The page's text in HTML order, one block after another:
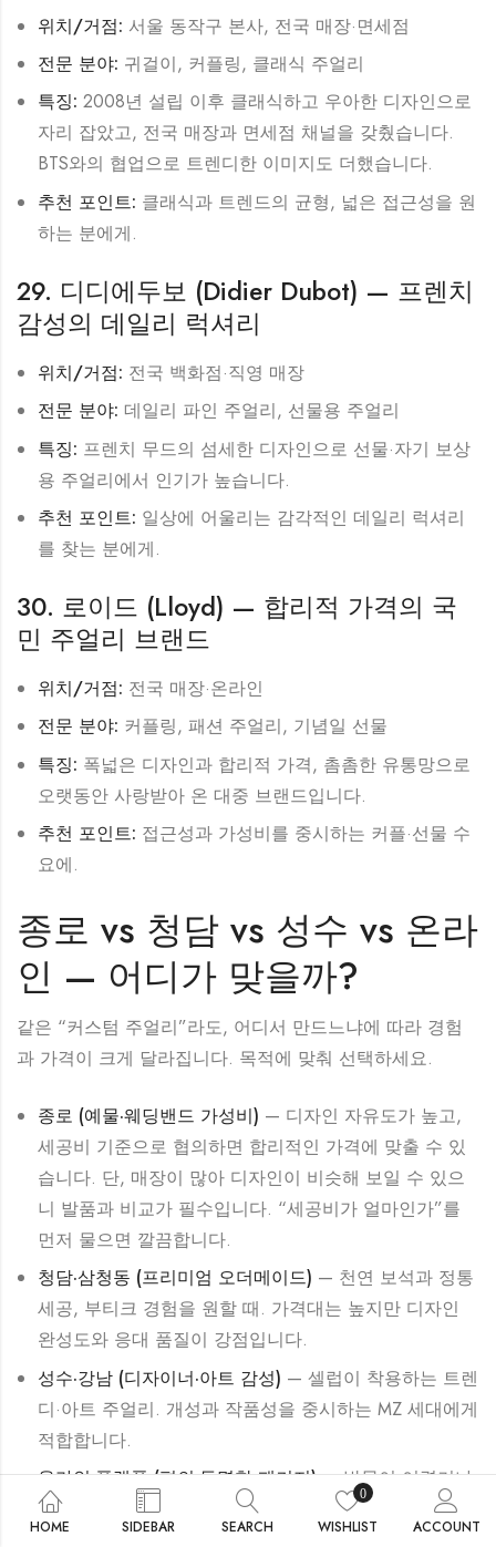
위치/거점: 서울 동작구 본사, 전국 매장·면세점
전문 분야: 귀걸이, 커플링, 클래식 주얼리
특징: 2008년 설립 이후 클래식하고 우아한 디자인으로
자리 잡았고, 전국 매장과 면세점 채널을 갖췄습니다.
BTS와의 협업으로 트렌디한 이미지도 더했습니다.
추천 포인트: 클래식과 트렌드의 균형, 넓은 접근성을 원
하는 분에게.
29. 디디에두보 (Didier Dubot) — 프렌치
감성의 데일리 럭셔리
위치/거점: 전국 백화점·직영 매장
전문 분야: 데일리 파인 주얼리, 선물용 주얼리
특징: 프렌치 무드의 섬세한 디자인으로 선물·자기 보상
용 주얼리에서 인기가 높습니다.
추천 포인트: 일상에 어울리는 감각적인 데일리 럭셔리
를 찾는 분에게.
30. 로이드 (Lloyd) — 합리적 가격의 국
민 주얼리 브랜드
위치/거점: 전국 매장·온라인
전문 분야: 커플링, 패션 주얼리, 기념일 선물
특징: 폭넓은 디자인과 합리적 가격, 촘촘한 유통망으로
오랫동안 사랑받아 온 대중 브랜드입니다.
추천 포인트: 접근성과 가성비를 중시하는 커플·선물 수
요에.
종로 vs 청담 vs 성수 vs 온라
인 — 어디가 맞을까?
같은 “커스텀 주얼리”라도, 어디서 만드느냐에 따라 경험
과 가격이 크게 달라집니다. 목적에 맞춰 선택하세요.
종로 (예물·웨딩밴드 가성비) — 디자인 자유도가 높고,
세공비 기준으로 협의하면 합리적인 가격에 맞출 수 있
습니다. 단, 매장이 많아 디자인이 비슷해 보일 수 있으
니 발품과 비교가 필수입니다. “세공비가 얼마인가”를
먼저 물으면 깔끔합니다.
청담·삼청동 (프리미엄 오더메이드) — 천연 보석과 정통
세공, 부티크 경험을 원할 때. 가격대는 높지만 디자인
완성도와 응대 품질이 강점입니다.
성수·강남 (디자이너·아트 감성) — 셀럽이 착용하는 트렌
디·아트 주얼리. 개성과 작품성을 중시하는 MZ 세대에게
적합합니다.
온라인·플랫폼 (편의·투명한 패키지)— 방문이 어렵거나
지방에 거주한다면, 비대면 상담과 명확한 패키지(시안
수·수정 횟수·제작 기간)를 제공하는 곳이 효율적입니다.
HOME SIDEBAR SEARCH
0
WISHLIST ACCOUNT